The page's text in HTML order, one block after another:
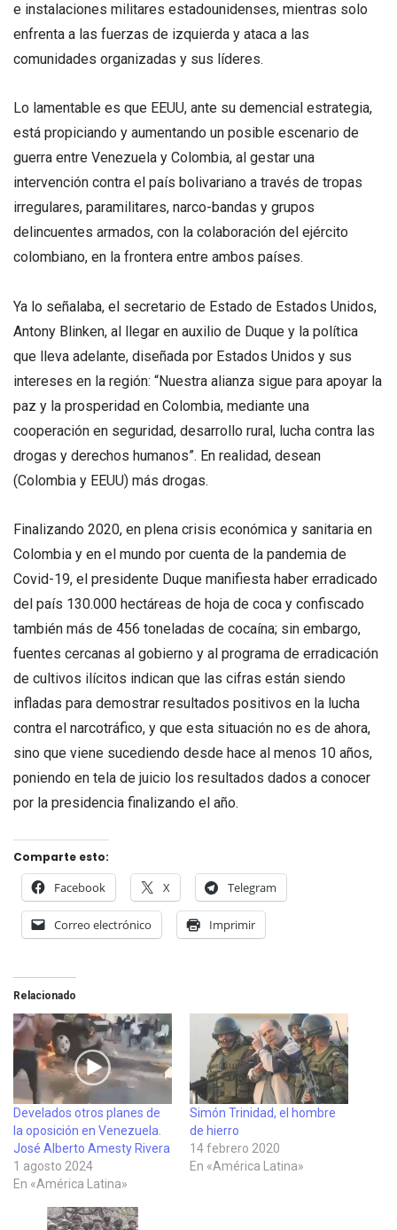
e instalaciones militares estadounidenses, mientras solo
enfrenta a las fuerzas de izquierda y ataca a las
comunidades organizadas y sus líderes.
Lo lamentable es que EEUU, ante su demencial estrategia,
está propiciando y aumentando un posible escenario de
guerra entre Venezuela y Colombia, al gestar una
intervención contra el país bolivariano a través de tropas
irregulares, paramilitares, narco-bandas y grupos
delincuentes armados, con la colaboración del ejército
colombiano, en la frontera entre ambos países.
Ya lo señalaba, el secretario de Estado de Estados Unidos,
Antony Blinken, al llegar en auxilio de Duque y la política
que lleva adelante, diseñada por Estados Unidos y sus
intereses en la región: “Nuestra alianza sigue para apoyar la
paz y la prosperidad en Colombia, mediante una
cooperación en seguridad, desarrollo rural, lucha contra las
drogas y derechos humanos”. En realidad, desean
(Colombia y EEUU) más drogas.
Finalizando 2020, en plena crisis económica y sanitaria en
Colombia y en el mundo por cuenta de la pandemia de
Covid-19, el presidente Duque manifiesta haber erradicado
del país 130.000 hectáreas de hoja de coca y confiscado
también más de 456 toneladas de cocaína; sin embargo,
fuentes cercanas al gobierno y al programa de erradicación
de cultivos ilícitos indican que las cifras están siendo
infladas para demostrar resultados positivos en la lucha
contra el narcotráfico, y que esta situación no es de ahora,
sino que viene sucediendo desde hace al menos 10 años,
poniendo en tela de juicio los resultados dados a conocer
por la presidencia finalizando el año.
Comparte esto:
Facebook X Telegram
Correo electrónico Imprimir
Relacionado
Develados otros planes de
la oposición en Venezuela.
José Alberto Amesty Rivera
1 agosto 2024
En «América Latina»
Simón Trinidad, el hombre
de hierro
14 febrero 2020
En «América Latina»